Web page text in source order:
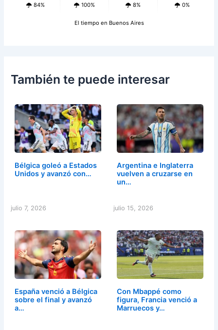
84% 100% 8% 0%
El tiempo en Buenos Aires
También te puede interesar
Bélgica goleó a Estados
Unidos y avanzó con…
julio 7, 2026
Argentina e Inglaterra
vuelven a cruzarse en
un…
julio 15, 2026
España venció a Bélgica
sobre el final y avanzó
a…
Con Mbappé como
figura, Francia venció a
Marruecos y…